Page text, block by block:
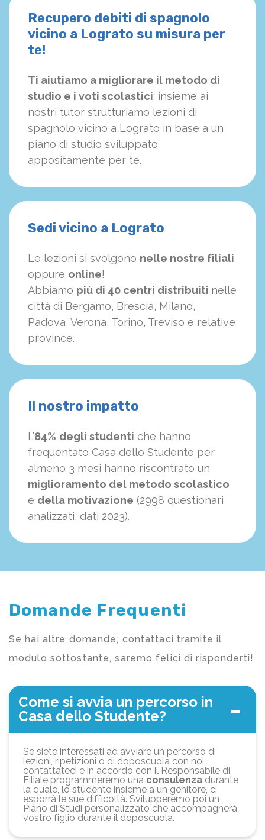
Recupero debiti di spagnolo
vicino a Lograto su misura per
te!
Ti aiutiamo a migliorare il metodo di
studio e i voti scolastici: insieme ai
nostri tutor strutturiamo lezioni di
spagnolo vicino a Lograto in base a un
piano di studio sviluppato
appositamente per te.
Sedi vicino a Lograto
Le lezioni si svolgono nelle nostre filiali
oppure online!
Abbiamo più di 40 centri distribuiti nelle
città di Bergamo, Brescia, Milano,
Padova, Verona, Torino, Treviso e relative
province.
Il nostro impatto
L’84% degli studenti che hanno
frequentato Casa dello Studente per
almeno 3 mesi hanno riscontrato un
miglioramento del metodo scolastico
e della motivazione (2998 questionari
analizzati, dati 2023).
Domande Frequenti
Se hai altre domande, contattaci tramite il
modulo sottostante, saremo felici di risponderti!
Come si avvia un percorso in
Casa dello Studente?
Se siete interessati ad avviare un percorso di
lezioni, ripetizioni o di doposcuola con noi,
contattateci e in accordo con il Responsabile di
Filiale programmeremo una consulenza durante
la quale, lo studente insieme a un genitore, ci
esporrà le sue difficoltà. Svilupperemo poi un
Piano di Studi personalizzato che accompagnerà
vostro figlio durante il doposcuola.